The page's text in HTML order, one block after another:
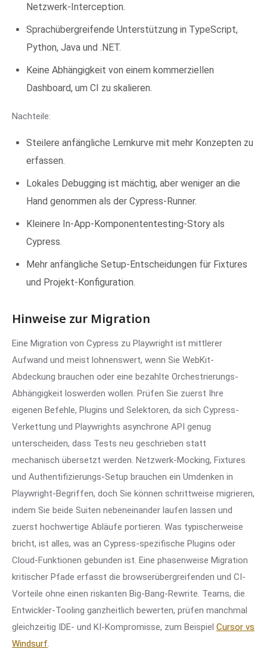
Netzwerk-Interception.
Sprachübergreifende Unterstützung in TypeScript,
Python, Java und .NET.
Keine Abhängigkeit von einem kommerziellen
Dashboard, um CI zu skalieren.
Nachteile:
Steilere anfängliche Lernkurve mit mehr Konzepten zu
erfassen.
Lokales Debugging ist mächtig, aber weniger an die
Hand genommen als der Cypress-Runner.
Kleinere In-App-Komponententesting-Story als
Cypress.
Mehr anfängliche Setup-Entscheidungen für Fixtures
und Projekt-Konfiguration.
Hinweise zur Migration
Eine Migration von Cypress zu Playwright ist mittlerer
Aufwand und meist lohnenswert, wenn Sie WebKit-
Abdeckung brauchen oder eine bezahlte Orchestrierungs-
Abhängigkeit loswerden wollen. Prüfen Sie zuerst Ihre
eigenen Befehle, Plugins und Selektoren, da sich Cypress-
Verkettung und Playwrights asynchrone API genug
unterscheiden, dass Tests neu geschrieben statt
mechanisch übersetzt werden. Netzwerk-Mocking, Fixtures
und Authentifizierungs-Setup brauchen ein Umdenken in
Playwright-Begriffen, doch Sie können schrittweise migrieren,
indem Sie beide Suiten nebeneinander laufen lassen und
zuerst hochwertige Abläufe portieren. Was typischerweise
bricht, ist alles, was an Cypress-spezifische Plugins oder
Cloud-Funktionen gebunden ist. Eine phasenweise Migration
kritischer Pfade erfasst die browserübergreifenden und CI-
Vorteile ohne einen riskanten Big-Bang-Rewrite. Teams, die
Entwickler-Tooling ganzheitlich bewerten, prüfen manchmal
gleichzeitig IDE- und KI-Kompromisse, zum Beispiel Cursor vs
Windsurf.